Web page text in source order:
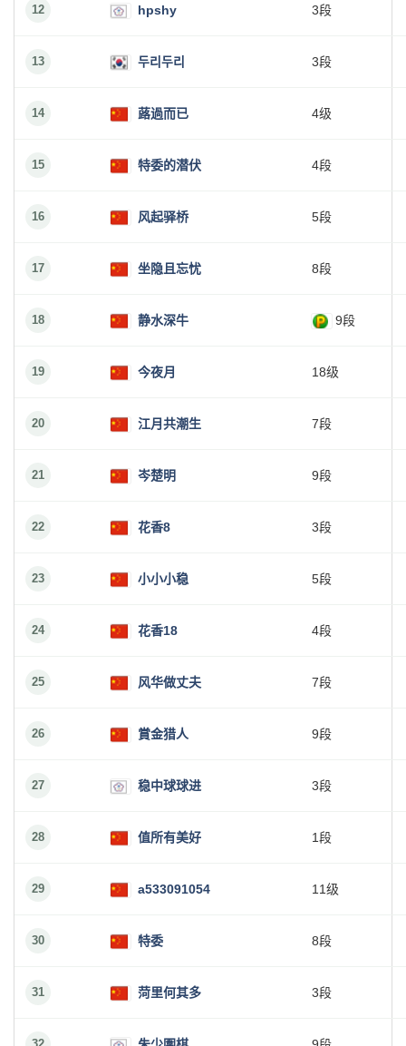
12 hpshy 3段
13 두리두리 3段
14 蕗過而已 4级
15 特委的潜伏 4段
16 风起驿桥 5段
17 坐隐且忘忧 8段
18 静水深牛 9段
19 今夜月 18级
20 江月共潮生 7段
21 岑楚明 9段
22 花香8 3段
23 小小小稳 5段
24 花香18 4段
25 风华做丈夫 7段
26 賞金猎人 9段
27 稳中球球进 3段
28 值所有美好 1段
29 a533091054 11级
30 特委 8段
31 菏里何其多 3段